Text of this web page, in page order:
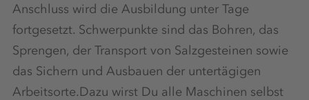
Anschluss wird die Ausbildung unter Tage
fortgesetzt. Schwerpunkte sind das Bohren, das
Sprengen, der Transport von Salzgesteinen sowie
das Sichern und Ausbauen der untertägigen
Arbeitsorte.Dazu wirst Du alle Maschinen selbst